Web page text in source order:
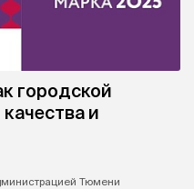
городской
и
Тюмени